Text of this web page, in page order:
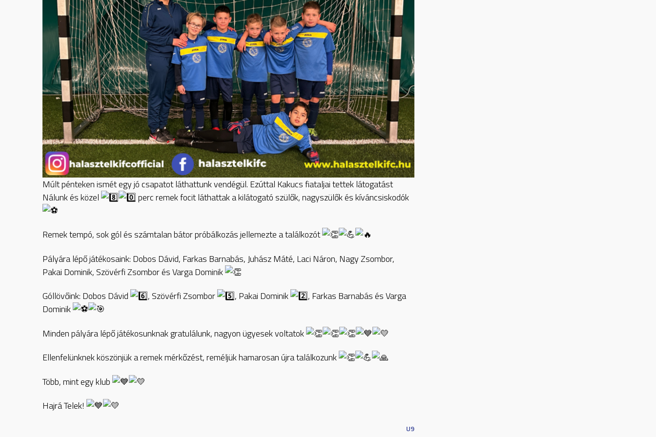
Múlt pénteken ismét egy jó csapatot láthattunk vendégül. Ezúttal Kakucs fiataljai tettek látogatást
Nálunk és közel
perc remek focit láthattak a kilátogató szülők, nagyszülők és kíváncsiskodók
Remek tempó, sok gól és számtalan bátor próbálkozás jellemezte a találkozót
Pályára lépő játékosaink: Dobos Dávid, Farkas Barnabás, Juhász Máté, Laci Náron, Nagy Zsombor,
Pakai Dominik, Szövérfi Zsombor és Varga Dominik
Góllövőink: Dobos Dávid
, Szövérfi Zsombor , Pakai Dominik
, Farkas Barnabás és Varga
Dominik
Minden pályára lépő játékosunknak gratulálunk, nagyon ügyesek voltatok
Ellenfelünknek köszönjük a remek mérkőzést, reméljük hamarosan újra találkozunk
Több, mint egy klub
Hajrá Telek!
U9